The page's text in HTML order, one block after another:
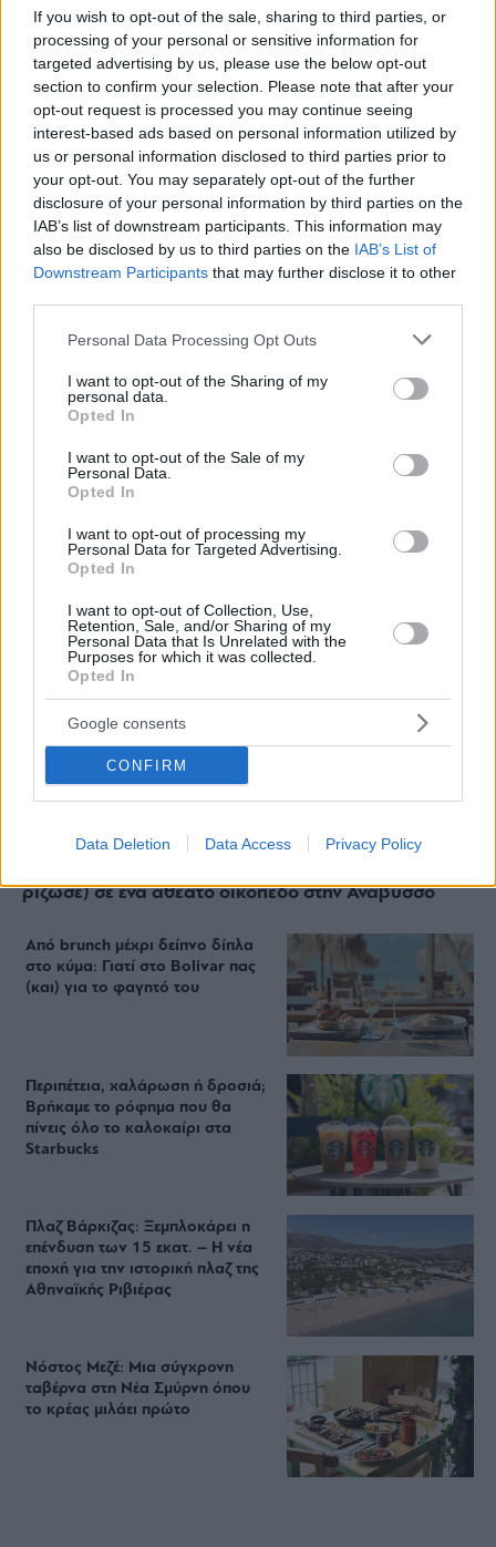
If you wish to opt-out of the sale, sharing to third parties, or
processing of your personal or sensitive information for
targeted advertising by us, please use the below opt-out
section to confirm your selection. Please note that after your
opt-out request is processed you may continue seeing
interest-based ads based on personal information utilized by
us or personal information disclosed to third parties prior to
your opt-out. You may separately opt-out of the further
disclosure of your personal information by third parties on the
IAB’s list of downstream participants. This information may
also be disclosed by us to third parties on the IAB’s List of
Downstream Participants that may further disclose it to other
Please note that this website/app uses one or more Google
not limited to your visit or usage behaviour. You may click to
grant or deny consent to Google and its third-party tags to
use your data for below specified purposes in below Google
consent section.
Personal Data Processing Opt Outs
I want to opt-out of the Sharing of my
personal data.
Opted In
I want to opt-out of the Sale of my
Personal Data.
Opted In
I want to opt-out of processing my
Personal Data for Targeted Advertising.
Opted In
I want to opt-out of Collection, Use,
Retention, Sale, and/or Sharing of my
Personal Data that Is Unrelated with the
Purposes for which it was collected.
Opted In
Google consents
CONFIRM
Data Deletion Data Access Privacy Policy
ενός κρασιού;
ΔΙΑΒΑΣΤΕ ΑΚΟΜΑ
ρίζωσε) σε ένα αθέατο οικόπεδο στην Ανάβυσσο
Από brunch μέχρι δείπνο δίπλα
στο κύμα: Γιατί στο Bolivar πας
(και) για το φαγητό του
Περιπέτεια, χαλάρωση ή δροσιά;
Βρήκαμε το ρόφημα που θα
πίνεις όλο το καλοκαίρι στα
Starbucks
Πλαζ Βάρκιζας: Ξεμπλοκάρει η
επένδυση των 15 εκατ. – Η νέα
εποχή για την ιστορική πλαζ της
Αθηναϊκής Ριβιέρας
Νόστος Μεζέ: Μια σύγχρονη
ταβέρνα στη Νέα Σμύρνη όπου
το κρέας μιλάει πρώτο